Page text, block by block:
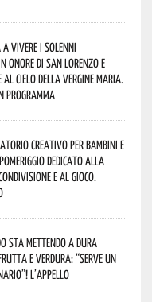
vivere i solenni
onore di San Lorenzo e
al cielo della Vergine Maria.
programma
creativo per bambini e
dedicato alla
e al gioco.
sta mettendo a dura
e verdura: “Serve un
L’appello